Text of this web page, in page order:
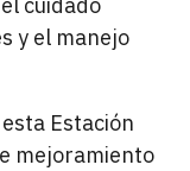
y el manejo
Estación
mejoramiento